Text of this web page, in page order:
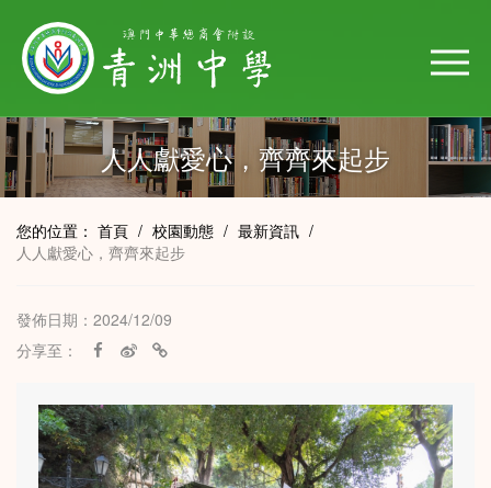
人人獻愛心，齊齊來起步
您的位置： 首頁 / 校園動態 / 最新資訊 /
人人獻愛心，齊齊來起步
發佈日期：2024/12/09
分享至：